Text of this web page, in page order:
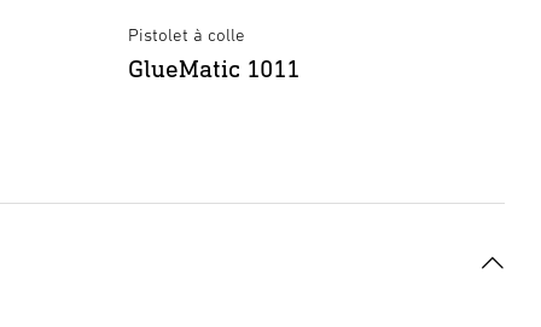
Pistolet à colle
GlueMatic 1011